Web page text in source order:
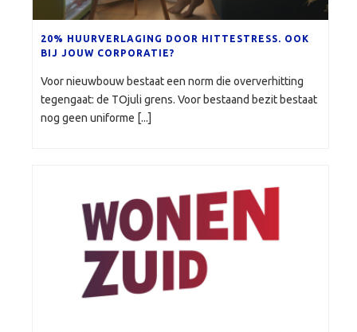
20% HUURVERLAGING DOOR HITTESTRESS. OOK
BIJ JOUW CORPORATIE?
Voor nieuwbouw bestaat een norm die oververhitting
tegengaat: de TOjuli grens. Voor bestaand bezit bestaat
nog geen uniforme [...]